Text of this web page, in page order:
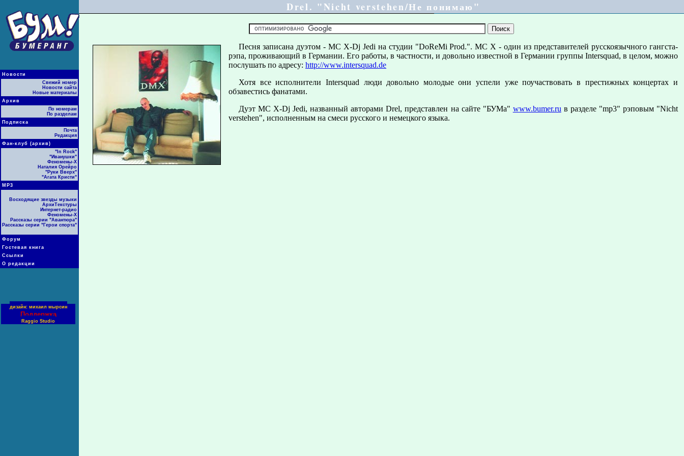
Новости
Свежий номер
Новости сайта
Новые материалы
Архив
По номерам
По разделам
Подписка
Почта
Редакция
Фан-клуб (архив)
"In Rock"
"Иванушки"
Феномены-Х
Наталия Орейро
"Руки Вверх"
"Агата Кристи"
МР3
Восходящие звезды музыки
АрхиТекстуры
Интернет-радио
Феномены-Х
Рассказы серии "Авантюра"
Рассказы серии "Герои спорта"
Форум
Гостевая книга
Ссылки
О редакции
дизайн: михаил мырсин
Поддержка
Raggio Studio
Drel. "Nicht verstehen/Не понимаю"
Песня записана дуэтом - MC X-Dj Jedi на студии "DoReMi Prod.". MC X - один из представителей русскоязычного гангста-
рэпа, проживающий в Германии. Его работы, в частности, и довольно известной в Германии группы Intersquad, в целом, можно
послушать по адресу: http://www.intersquad.de
Хотя все исполнители Intersquad люди довольно молодые они успели уже поучаствовать в престижных концертах и
обзавестись фанатами.
Дуэт MC X-Dj Jedi, названный авторами Drel, представлен на сайте "БУМа" www.bumer.ru в разделе "mp3" рэповым "Nicht
verstehen", исполненным на смеси русского и немецкого языка.